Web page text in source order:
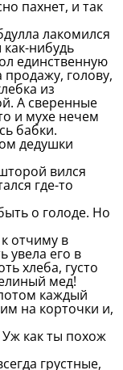
пахнет, и так
лакомился
нибудь
единственную
голову,
из
А сверенные
и мухе нечем
бабки.
дедушки
вился
где-то
о голоде. Но
отчиму в
увела его в
хлеба, густо
мед!
каждый
на корточки и,
как ты похож
грустные,